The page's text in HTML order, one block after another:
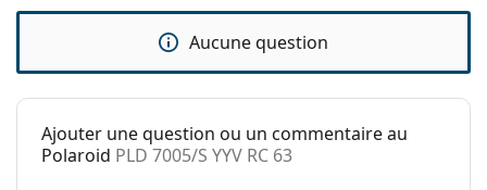
Lunettes de soleil
Marque:
Polaroid
Code:
PLD 7005/S YYV RC 63
Aucune question
Ajouter une question ou un commentaire au
Polaroid PLD 7005/S YYV RC 63